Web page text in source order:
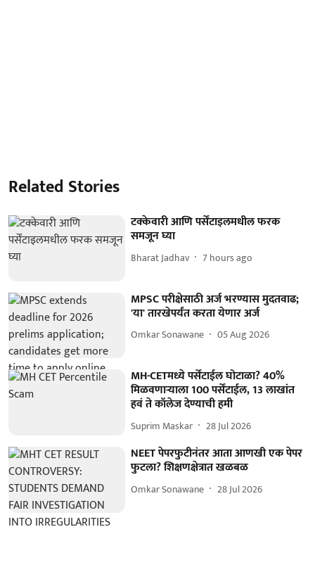
Related Stories
टक्केवारी आणि पर्सेंटाइलमधील फरक
समजून घ्या
Bharat Jadhav 7 hours ago
MPSC परीक्षेसाठी अर्ज भरण्यास मुदतवाढ;
'या' तारखेपर्यंत करता येणार अर्ज
Omkar Sonawane 05 Aug 2026
MH-CETमध्ये पर्सेंटाईल घोटाळा? 40%
मिळवणाऱ्याला 100 पर्सेंटाईल, 13 लाखांत
हवं ते कॉलेज देण्याची हमी
Suprim Maskar 28 Jul 2026
NEET पेपरफुटीनंतर आता आणखी एक पेपर
फुटला? शिक्षणक्षेत्रात खळबळ
Omkar Sonawane 28 Jul 2026